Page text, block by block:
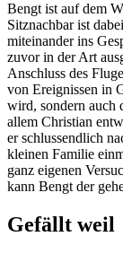
Bengt ist auf dem
Sitznachbar ist
miteinander ins
zuvor in der Art
Anschluss des
von Ereignissen in
wird, sondern auch
allem Christian
er schlussendlich
kleinen Familie
ganz eigenen
kann Bengt der
Gefällt weil